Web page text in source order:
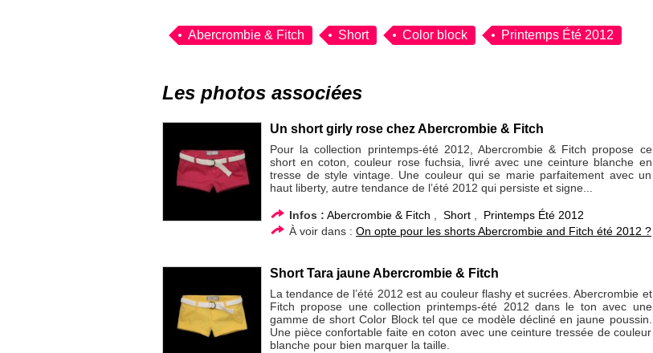
Abercrombie & Fitch Short Color block Printemps Été 2012
Les photos associées
Un short girly rose chez Abercrombie & Fitch
Pour la collection printemps-été 2012, Abercrombie & Fitch propose ce
short en coton, couleur rose fuchsia, livré avec une ceinture blanche en
tresse de style vintage. Une couleur qui se marie parfaitement avec un
haut liberty, autre tendance de l’été 2012 qui persiste et signe...
Infos : Abercrombie & Fitch ,Short
Printemps Été 2012
À voir dans :On opte pour les shorts Abercrombie and Fitch été 2012 ?
Short Tara jaune Abercrombie & Fitch
La tendance de l’été 2012 est au couleur flashy et sucrées. Abercrombie et
Fitch propose une collection printemps-été 2012 dans le ton avec une
gamme de short Color Block tel que ce modèle décliné en jaune poussin.
Une pièce confortable faite en coton avec une ceinture tressée de couleur
blanche pour bien marquer la taille.